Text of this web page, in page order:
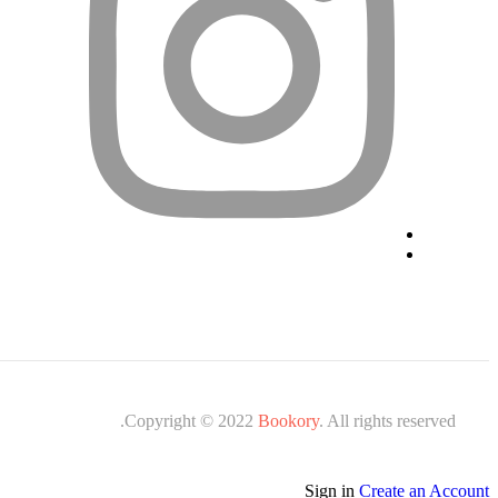
Copyright © 2022 Bookory. All rights reserved.
Sign in Create an Account